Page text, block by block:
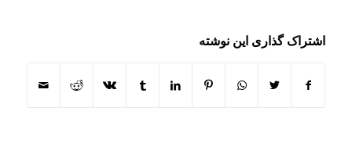
اشتراک گذاری این نوشته